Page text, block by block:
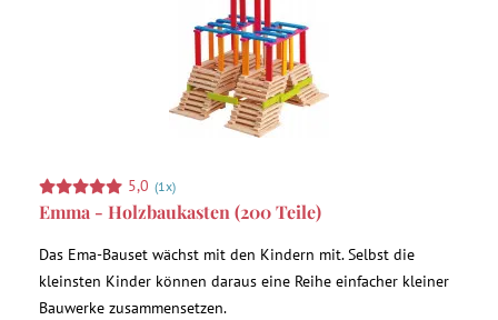
5,0 (1x)
Emma - Holzbaukasten (200 Teile)
Das Ema-Bauset wächst mit den Kindern mit. Selbst die
kleinsten Kinder können daraus eine Reihe einfacher kleiner
Bauwerke zusammensetzen.